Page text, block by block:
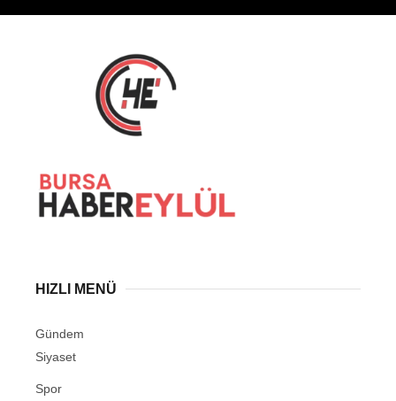
HIZLI MENÜ
Gündem
Siyaset
Spor